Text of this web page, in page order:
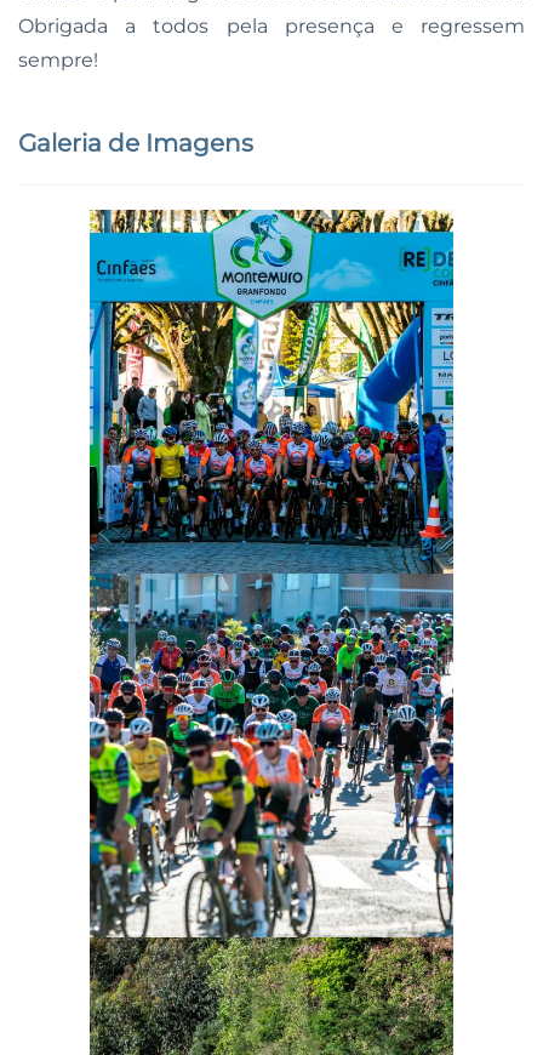
Obrigada a todos pela presença e regressem
sempre!
Galeria de Imagens
Ampliar
Ampliar